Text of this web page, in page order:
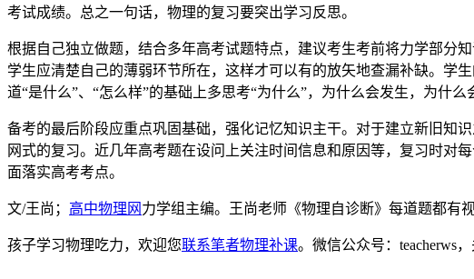
考试成绩。总之一句话，物理的复习要突出学习反思。
根据自己独立做题，结合多年高考试题特点，建议考生考前将力学部分
学生应清楚自己的薄弱环节所在，这样才可以有的放矢地查漏补缺。学
道“是什么”、“怎么样”的基础上多思考“为什么”，为什么会发生，为什么
备考的最后阶段应重点巩固基础，强化记忆知识主干。对于建立新旧知
网式的复习。近几年高考题在设问上关注时间信息和原因等，复习时对
面落实高考考点。
文/王尚； 高中物理网 力学组主编。王尚老师《物理自诊断》每道题都有
孩子学习物理吃力，欢迎您联系笔者物理补课。微信公众号：teacherws